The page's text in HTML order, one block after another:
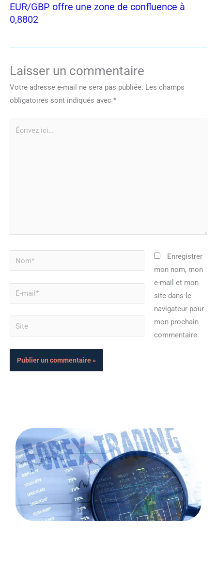
EUR/GBP offre une zone de confluence à
0,8802
Laisser un commentaire
Votre adresse e-mail ne sera pas publiée. Les champs
obligatoires sont indiqués avec *
Nom*
mail*
Site
Enregistrer
mon nom, mon
e-mail et mon
site dans le
navigateur pour
mon prochain
commentaire.